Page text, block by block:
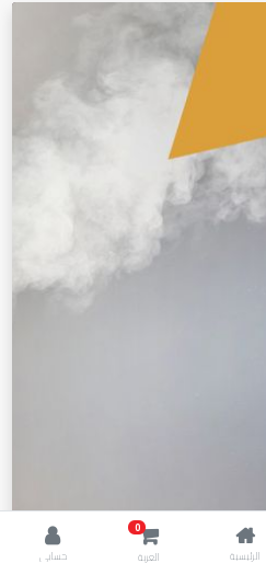
الرئيسية
0
العربة
حسابي